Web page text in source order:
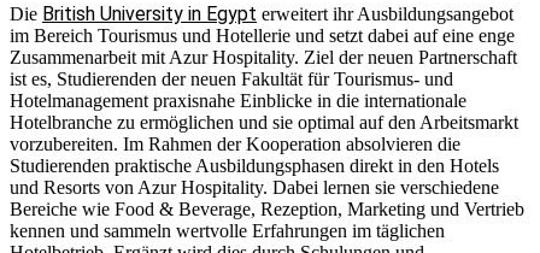
Die British University in Egypt erweitert ihr Ausbildungsangebot
im Bereich Tourismus und Hotellerie und setzt dabei auf eine enge
Zusammenarbeit mit Azur Hospitality. Ziel der neuen Partnerschaft
ist es, Studierenden der neuen Fakultät für Tourismus- und
Hotelmanagement praxisnahe Einblicke in die internationale
Hotelbranche zu ermöglichen und sie optimal auf den Arbeitsmarkt
vorzubereiten. Im Rahmen der Kooperation absolvieren die
Studierenden praktische Ausbildungsphasen direkt in den Hotels
und Resorts von Azur Hospitality. Dabei lernen sie verschiedene
Bereiche wie Food & Beverage, Rezeption, Marketing und Vertrieb
kennen und sammeln wertvolle Erfahrungen im täglichen